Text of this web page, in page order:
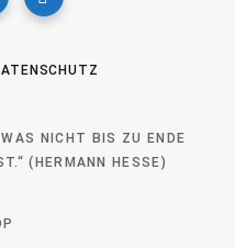
NICHT BIS ZU ENDE
(HERMANN HESSE)